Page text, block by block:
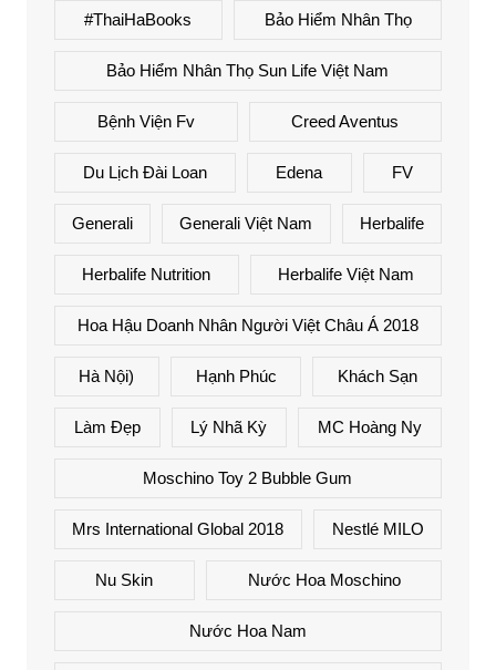
#ThaiHaBooks Bảo Hiểm Nhân Thọ
Bảo Hiểm Nhân Thọ Sun Life Việt Nam
Bệnh Viện Fv Creed Aventus
Du Lịch Đài Loan Edena FV
Generali Generali Việt Nam Herbalife
Herbalife Nutrition Herbalife Việt Nam
Hoa Hậu Doanh Nhân Người Việt Châu Á 2018
Hà Nội) Hạnh Phúc Khách Sạn
Làm Đẹp Lý Nhã Kỳ MC Hoàng Ny
Moschino Toy 2 Bubble Gum
Mrs International Global 2018 Nestlé MILO
Nu Skin Nước Hoa Moschino
Nước Hoa Nam